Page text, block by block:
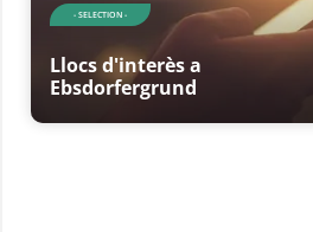
- SELECTION -
Llocs d'interès a
Ebsdorfergrund